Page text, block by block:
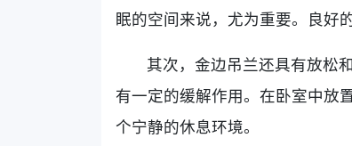
眠的空间来说，尤为重要。良好
其次，金边吊兰还具有放松
有一定的缓解作用。在卧室中放
个宁静的休息环境。